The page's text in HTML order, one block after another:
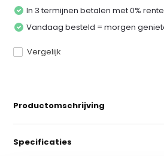
In 3 termijnen betalen met 0%
Vandaag besteld = morgen
Vergelijk
Productomschrijving
Specificaties